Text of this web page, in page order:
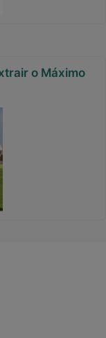
o Máximo